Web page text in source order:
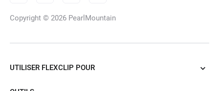
IA
Copyright © 2026 PearlMountain
UTILISER FLEXCLIP POUR